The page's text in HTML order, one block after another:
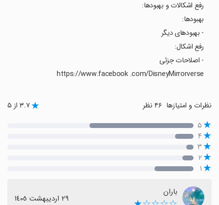
رفع اشکالات و بهبودها:
بهبودها:
- بهبودهای دیگر
رفع اشکال:
- اصلاحات جزئی
https://www.facebook .com/DisneyMirrorverse
نظرات و امتیازها ۳.۷ از ۵
۵
۴
۳
۲
۱
باران
٢٩ اردیبهشت ١٤٠٥